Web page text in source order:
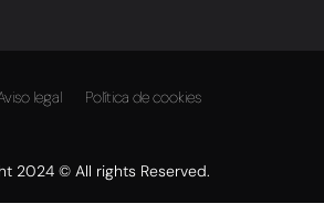
legal Política de cookies
2024 © All rights Reserved.